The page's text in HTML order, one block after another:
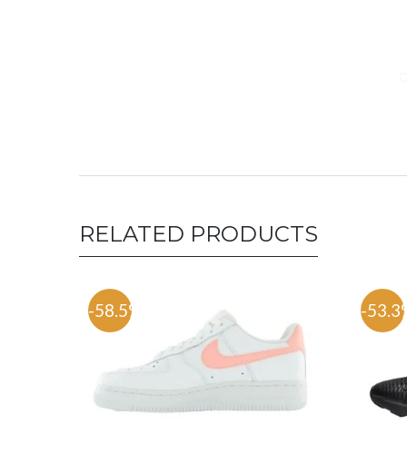
RELATED PRODUCTS
-58.5% -53.3%